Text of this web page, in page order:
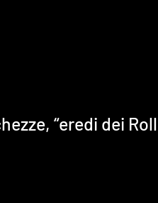
“eredi dei